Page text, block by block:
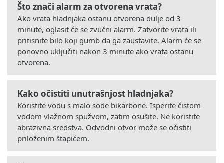
Što znači alarm za otvorena vrata?
Ako vrata hladnjaka ostanu otvorena dulje od 3
minute, oglasit će se zvučni alarm. Zatvorite vrata ili
pritisnite bilo koji gumb da ga zaustavite. Alarm će se
ponovno uključiti nakon 3 minute ako vrata ostanu
otvorena.
Kako očistiti unutrašnjost hladnjaka?
Koristite vodu s malo sode bikarbone. Isperite čistom
vodom vlažnom spužvom, zatim osušite. Ne koristite
abrazivna sredstva. Odvodni otvor može se očistiti
priloženim štapićem.